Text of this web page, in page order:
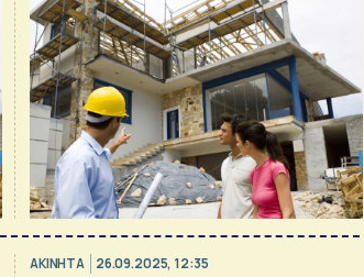
ΑΚΙΝΗΤΑ 26.09.2025, 12:35